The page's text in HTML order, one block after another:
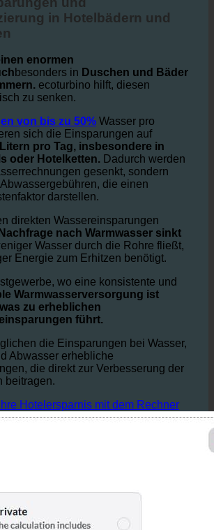
und
in Hotelbädern und
enormen
besonders inDuschen und Bäder
ecoturbino hilft, diesen
von bis zu 50%Wasser pro
sich die Einsparungen auf
pro Tag, insbesondere in
oder Hotelketten.Dadurch werden
gesenkt, sondern
die einen
direkten Wassereinsparungen
nach Warmwasser sinkt
Wasser durch die Rohre fließt,
wo eine konsistente und
Warmwasserversorgung ist
zu erheblichen
die Einsparungen bei Wasser,
Abwasser erhebliche
die direkt zur Verbesserung der
Hotelersparnis mit dem Rechner